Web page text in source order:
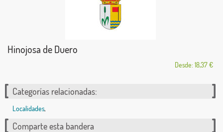
Hinojosa de Duero
Desde: 18,37 €
Categorías relacionadas:
Localidades,
Comparte esta bandera